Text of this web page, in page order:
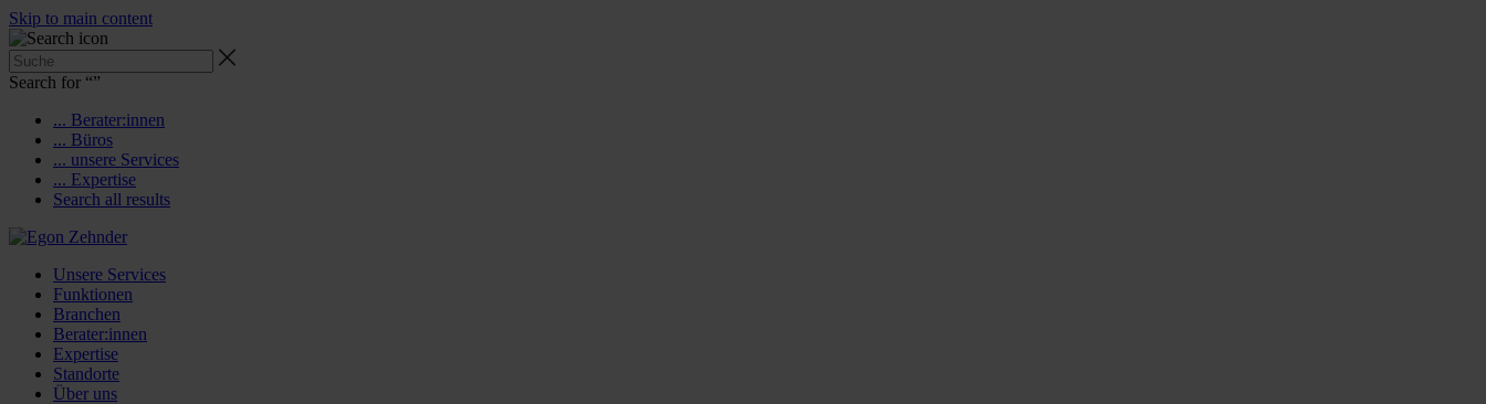
Skip to main content
Search for “”
... Berater:innen
... Büros
... unsere Services
... Expertise
Search all results
Unsere Services
Funktionen
Branchen
Berater:innen
Expertise
Standorte
Über uns